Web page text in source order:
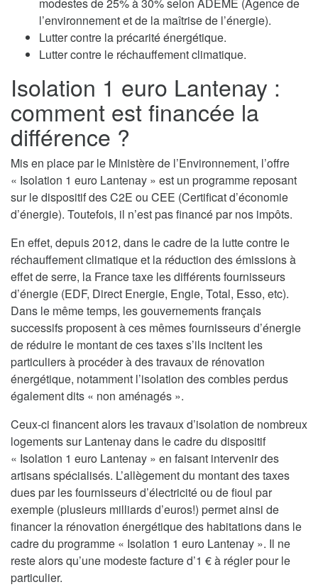
l’environnement et de la maîtrise de l’énergie).
Lutter contre la précarité énergétique.
Lutter contre le réchauffement climatique.
Isolation 1 euro Lantenay :
comment est financée la
différence ?
Mis en place par le Ministère de l’Environnement, l’offre
« Isolation 1 euro Lantenay » est un programme reposant
sur le dispositif des C2E ou CEE (Certificat d’économie
d’énergie). Toutefois, il n’est pas financé par nos impôts.
En effet, depuis 2012, dans le cadre de la lutte contre le
réchauffement climatique et la réduction des émissions à
effet de serre, la France taxe les différents fournisseurs
d’énergie (EDF, Direct Energie, Engie, Total, Esso, etc).
Dans le même temps, les gouvernements français
successifs proposent à ces mêmes fournisseurs d’énergie
de réduire le montant de ces taxes s’ils incitent les
particuliers à procéder à des travaux de rénovation
énergétique, notamment l’isolation des combles perdus
également dits « non aménagés ».
Ceux-ci financent alors les travaux d’isolation de nombreux
logements sur Lantenay dans le cadre du dispositif
« Isolation 1 euro Lantenay » en faisant intervenir des
artisans spécialisés. L’allègement du montant des taxes
dues par les fournisseurs d’électricité ou de fioul par
exemple (plusieurs milliards d’euros!) permet ainsi de
financer la rénovation énergétique des habitations dans le
cadre du programme « Isolation 1 euro Lantenay ». Il ne
reste alors qu’une modeste facture d’1 € à régler pour le
particulier.